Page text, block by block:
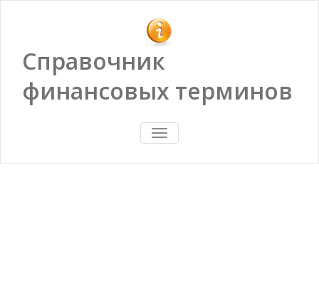
Справочник
финансовых терминов
ПОКАЗАТЬ/
СКРЫТЬ